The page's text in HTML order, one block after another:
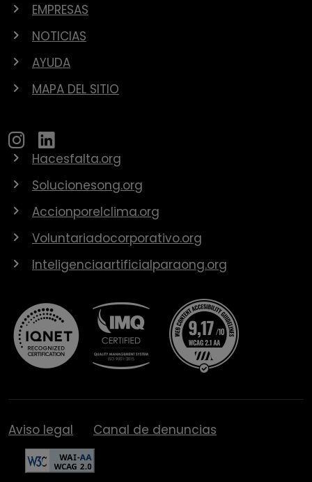
EMPRESAS
NOTICIAS
AYUDA
MAPA DEL SITIO
Hacesfalta.org
Solucionesong.org
Accionporelclima.org
Voluntariadocorporativo.org
Inteligenciaartificialparaong.org
Aviso legal Canal de denuncias